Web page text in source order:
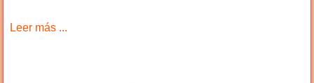
Leer más ...